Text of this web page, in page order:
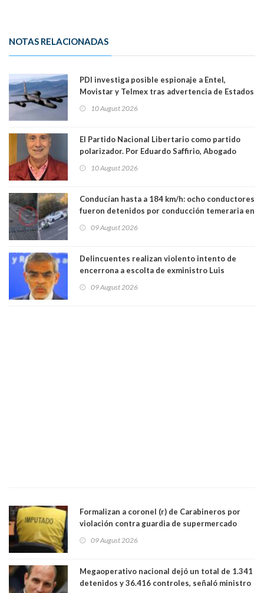
NOTAS RELACIONADAS
PDI investiga posible espionaje a Entel,
Movistar y Telmex tras advertencia de Estados
10 August 2026
El Partido Nacional Libertario como partido
polarizador. Por Eduardo Saffirio, Abogado
10 August 2026
Conducían hasta a 184 km/h: ocho conductores
fueron detenidos por conducción temeraria en
09 August 2026
Delincuentes realizan violento intento de
encerrona a escolta de exministro Luis
Lo Espejo
09 August 2026
Formalizan a coronel (r) de Carabineros por
violación contra guardia de supermercado
09 August 2026
Megaoperativo nacional dejó un total de 1.341
detenidos y 36.416 controles, señaló ministro